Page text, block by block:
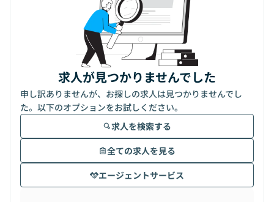
求人が見つかりませんでした
申し訳ありませんが、お探しの求人は見つかりませんでし
た。以下のオプションをお試しください。
求人を検索する
全ての求人を見る
エージェントサービス